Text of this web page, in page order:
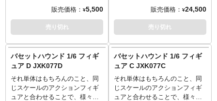
と構造をアップデート＆ディテ
ィールアップが施された決定
版。車体全長29センチの迫力あ
フトで繋がっており回転可能、
タイヤはゴム製。パトランプお
よびウインドーはクリアパーツ
製。牽引車は車輪の前後回転に
加え前輪部の左右スイング機構
を有しており、車体の右左折転
て可能。3号機頭部は通常状態ほ
か、電子戦用装備となるECMポ
ッド展開状態も差し替えで再
護用のカバーパーツが付属し、
カバー開閉状態を選択できま
す。リボルバーカノン、スタン
スティック（長・短）、ライア
ットガンが付属。本商品ではリ
アクティブアーマー装備状態の
ド）」。一部彩色済みの組み立
てキットで、組み立てるだけで
作品イメージの仕上がりを再現
します。フィギュアファンから
めるモデルキットです。
劇場アニメ『機動警察パトレイ
バー2 the Movie』より、「AV-
98 イングラム」のリアクティブ
アーマー装備がラインナップ。
販売価格： ¥5,500
売り切れ
グリフォン」は1/35スケール
（全高約24.4cm）の可動フィギ
ュアで、素材にはABS、PVC、
そして布を使用。亜鉛合金ダイ
キャストは可動フレームに用い
ており、これにより全身に合計
約60ヶ所の可動ポイントを実現
しています。肘、腰、股関節、
そして膝のカバーには布を使用
販売価格： ¥24,500
売り切れ
バセットハウンド 1/6 フィギ
ュア D JXK077D
それ単体はもちろんのこと、同
じスケールのアクションフィギ
ュアと合わせることで、様々な
バセットハウンド 1/6 フィギ
ュア C JXK077C
それ単体はもちろんのこと、同
じスケールのアクションフィギ
ュアと合わせることで、様々な